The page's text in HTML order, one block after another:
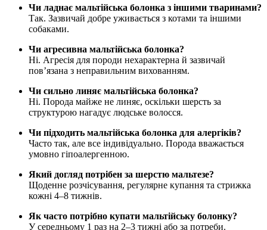
Чи ладнає мальтійська болонка з іншими тваринами?
Так. Зазвичай добре уживається з котами та іншими
собаками.
Чи агресивна мальтійська болонка?
Ні. Агресія для породи нехарактерна й зазвичай
пов’язана з неправильним вихованням.
Чи сильно линяє мальтійська болонка?
Ні. Порода майже не линяє, оскільки шерсть за
структурою нагадує людське волосся.
Чи підходить мальтійська болонка для алергіків?
Часто так, але все індивідуально. Порода вважається
умовно гіпоалергенною.
Який догляд потрібен за шерстю мальтезе?
Щоденне розчісування, регулярне купання та стрижка
кожні 4–8 тижнів.
Як часто потрібно купати мальтійську болонку?
У середньому 1 раз на 2–3 тижні або за потреби.